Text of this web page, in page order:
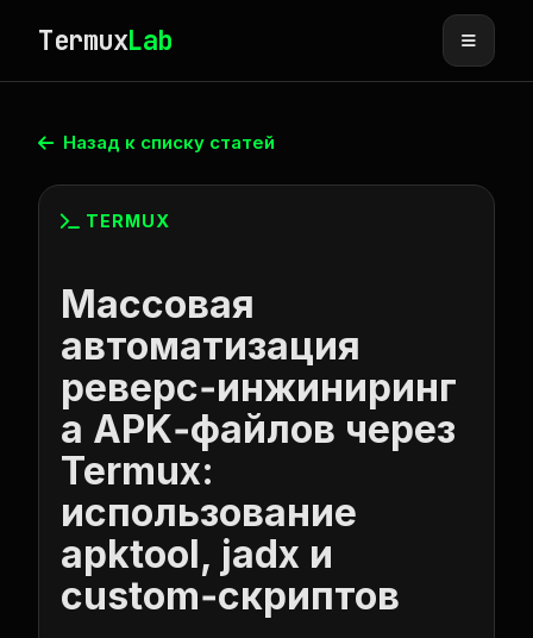
TermuxLab
Назад к списку статей
TERMUX
Массовая
автоматизация
реверс‑инжиниринг
а APK‑файлов через
Termux:
использование
apktool, jadx и
custom‑скриптов